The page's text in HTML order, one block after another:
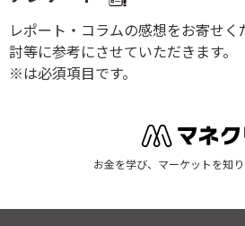
レポート・コラムの感想をお寄せ
討等に参考にさせていただきます。
※は必須項目です。
お金を学び、マーケットを知